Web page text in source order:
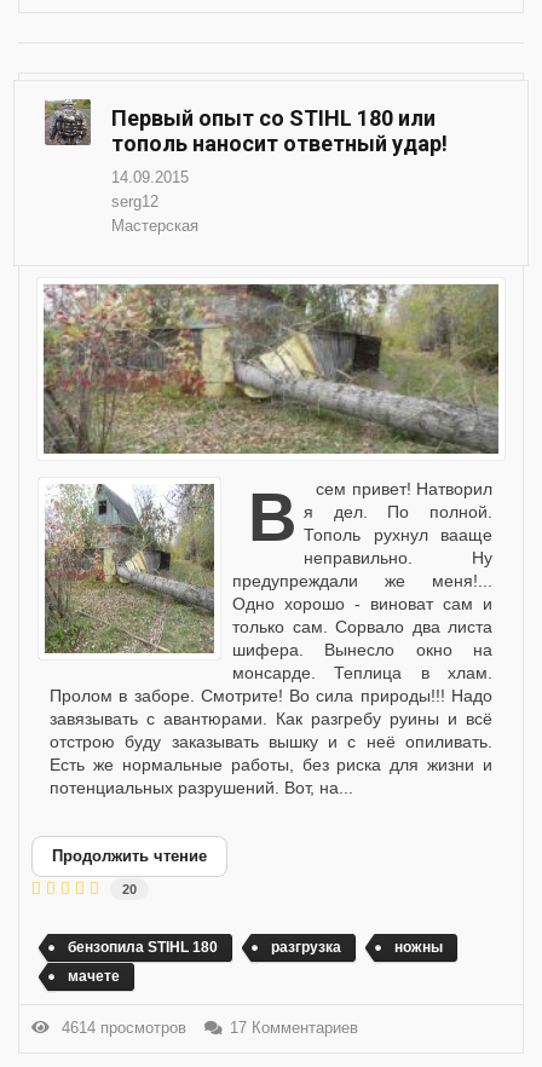
Первый опыт со STIHL 180 или
тополь наносит ответный удар!
14.09.2015
serg12
Мастерская
Всем привет! Натворил я дел. По полной.
Тополь рухнул вааще
неправильно. Ну
предупреждали же меня!...
Одно хорошо - виноват сам и
только сам. Сорвало два листа
шифера. Вынесло окно на
монсарде. Теплица в хлам.
Пролом в заборе. Смотрите! Во сила природы!!! Надо
завязывать с авантюрами. Как разгребу руины и всё
отстрою буду заказывать вышку и с неё опиливать.
Есть же нормальные работы, без риска для жизни и
потенциальных разрушений. Вот, на...
Продолжить чтение
20
бензопила STIHL 180 разгрузка
ножны
мачете
4614 просмотров 17 Комментариев